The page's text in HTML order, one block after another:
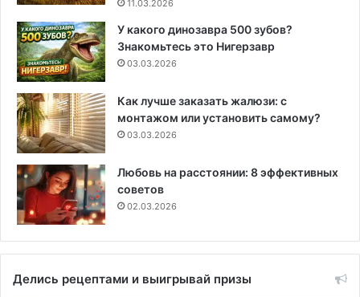
11.03.2026
У какого динозавра 500 зубов?
Знакомьтесь это Нигерзавр
03.03.2026
Как лучше заказать жалюзи: с
монтажом или установить самому?
03.03.2026
Любовь на расстоянии: 8 эффективных
советов
02.03.2026
Делись рецептами и выигрывай призы